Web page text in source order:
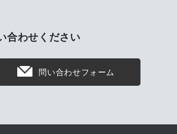
合わせください
問い合わせフォーム